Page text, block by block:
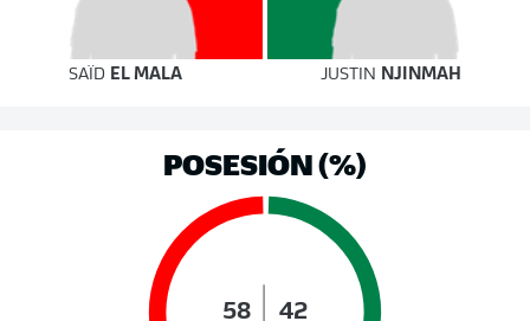
SAÏD EL MALA JUSTIN NJINMAH
POSESIÓN (%)
58 42